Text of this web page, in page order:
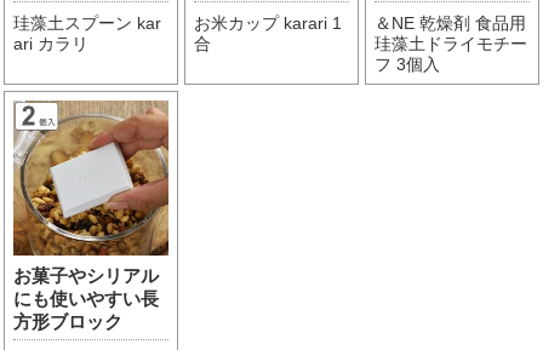
珪藻土スプーン kar
ari カラリ
お米カップ karari 1
合
＆NE 乾燥剤 食品用
珪藻土ドライモチー
フ 3個入
お菓子やシリアル
にも使いやすい長
方形ブロック